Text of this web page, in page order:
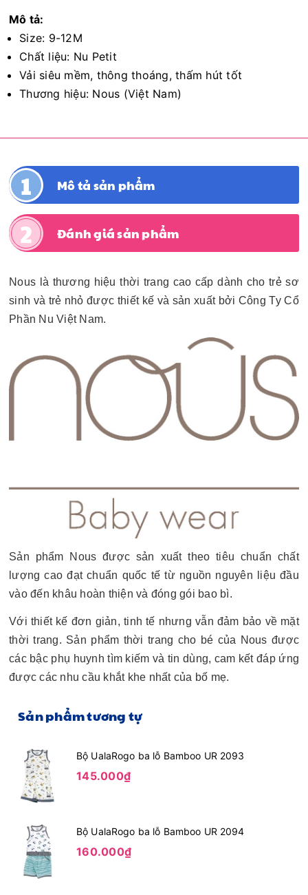
Mô tả:
Size: 9-12M
Chất liệu: Nu Petit
Vải siêu mềm, thông thoáng, thấm hút tốt
Thương hiệu: Nous (Việt Nam)
Mô tả sản phẩm
Đánh giá sản phẩm
Nous là thương hiệu thời trang cao cấp dành cho trẻ sơ
sinh và trẻ nhỏ được thiết kế và sản xuất bởi Công Ty Cổ
Phần Nu Việt Nam.
Sản phẩm Nous được sản xuất theo tiêu chuẩn chất
lượng cao đạt chuẩn quốc tế từ nguồn nguyên liệu đầu
vào đến khâu hoàn thiện và đóng gói bao bì.
Với thiết kế đơn giản, tinh tế nhưng vẫn đảm bảo về mặt
thời trang. Sản phẩm thời trang cho bé của Nous được
các bậc phụ huynh tìm kiếm và tin dùng, cam kết đáp ứng
được các nhu cầu khắt khe nhất của bố mẹ.
Sản phẩm tương tự
Bộ UalaRogo ba lỗ Bamboo UR 2093
145.000₫
Bộ UalaRogo ba lỗ Bamboo UR 2094
160.000₫